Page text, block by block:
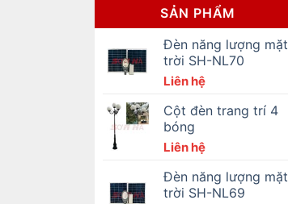
SẢN PHẨM
Đèn năng lượng mặt
trời SH-NL70
Liên hệ
Cột đèn trang trí 4
bóng
Liên hệ
Đèn năng lượng mặt
trời SH-NL69